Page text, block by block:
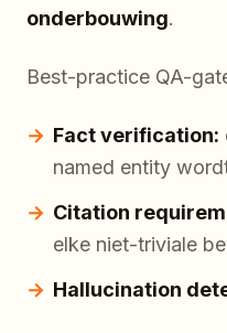
onderbouwing.
Best-practice QA-
Fact verification:
named entity
Citation
elke niet-triviale
Hallucination